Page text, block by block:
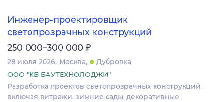
Инженер-проектировщик
светопрозрачных конструкций
250 000–300 000 ₽
28 июля 2026 Москва
Дубровка
ООО "КБ БАУТЕХНОЛОДЖИ"
Разработка проектов светопрозрачных конструкций,
включая витражи, зимние сады, декоративные